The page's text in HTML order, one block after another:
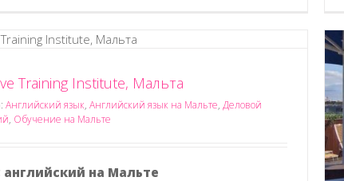
Training Institute, Мальта
Английский язык, Английский язык на Мальте, Деловой
, Обучение на Мальте
английский на Мальте
язык Немецкий язык в Германии